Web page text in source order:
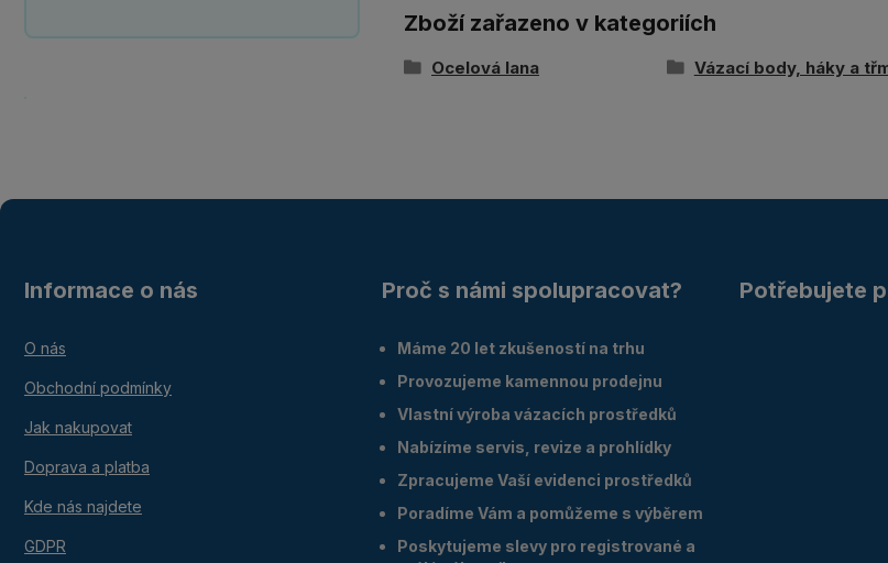
Zboží zařazeno v kategoriích
Ocelová lana Vázací body, háky a
Informace o nás
O nás
Obchodní podmínky
Jak nakupovat
Doprava a platba
Kde nás najdete
GDPR
Proč s námi spolupracovat?
Máme 20 let zkušeností na trhu
Provozujeme kamennou prodejnu
Vlastní výroba vázacích prostředků
Nabízíme servis, revize a prohlídky
Zpracujeme Vaší evidenci prostředků
Poradíme Vám a pomůžeme s výběrem
Poskytujeme slevy pro registrované a
Potřebujete